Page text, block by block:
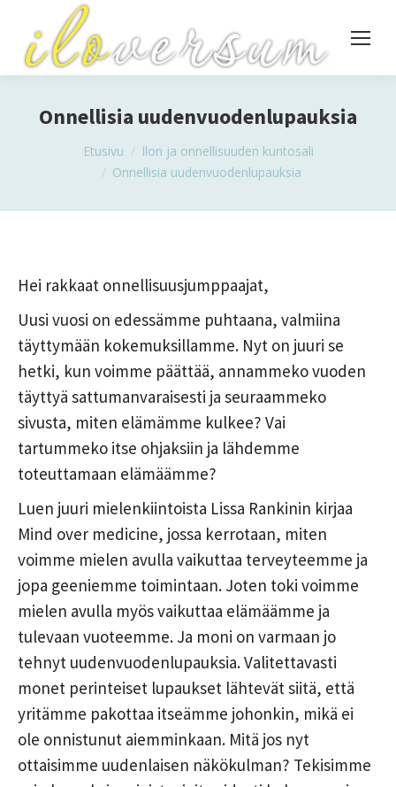
Onnellisia uudenvuodenlupauksia
You are here:
Etusivu
Ilon ja onnellisuuden kuntosali
Onnellisia uudenvuodenlupauksia
Hei rakkaat onnellisuusjumppaajat,
Uusi vuosi on edessämme puhtaana, valmiina
täyttymään kokemuksillamme. Nyt on juuri se
hetki, kun voimme päättää, annammeko vuoden
täyttyä sattumanvaraisesti ja seuraammeko
sivusta, miten elämämme kulkee? Vai
tartummeko itse ohjaksiin ja lähdemme
toteuttamaan elämäämme?
Luen juuri mielenkiintoista Lissa Rankinin kirjaa
Mind over medicine, jossa kerrotaan, miten
voimme mielen avulla vaikuttaa terveyteemme ja
jopa geeniemme toimintaan. Joten toki voimme
mielen avulla myös vaikuttaa elämäämme ja
tulevaan vuoteemme. Ja moni on varmaan jo
tehnyt uudenvuodenlupauksia. Valitettavasti
monet perinteiset lupaukset lähtevät siitä, että
yritämme pakottaa itseämme johonkin, mikä ei
ole onnistunut aiemminkaan. Mitä jos nyt
ottaisimme uudenlaisen näkökulman? Tekisimme